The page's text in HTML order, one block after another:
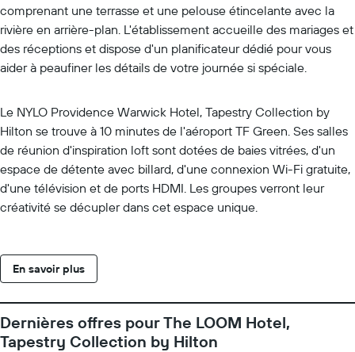
comprenant une terrasse et une pelouse étincelante avec la
rivière en arrière-plan. L'établissement accueille des mariages et
des réceptions et dispose d'un planificateur dédié pour vous
aider à peaufiner les détails de votre journée si spéciale.
Le NYLO Providence Warwick Hotel, Tapestry Collection by
Hilton se trouve à 10 minutes de l'aéroport TF Green. Ses salles
de réunion d'inspiration loft sont dotées de baies vitrées, d'un
espace de détente avec billard, d'une connexion Wi-Fi gratuite,
d'une télévision et de ports HDMI. Les groupes verront leur
créativité se décupler dans cet espace unique.
En savoir plus
Dernières offres pour The LOOM Hotel,
Tapestry Collection by Hilton